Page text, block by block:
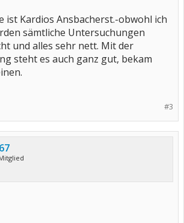
ist Kardios Ansbacherst.-obwohl ich
sämtliche Untersuchungen
und alles sehr nett. Mit der
steht es auch ganz gut, bekam
#3